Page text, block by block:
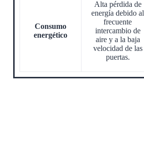
Consumo
energético
Alta pérdida de
energía debido al
frecuente
intercambio de
aire y a la baja
velocidad de las
puertas.